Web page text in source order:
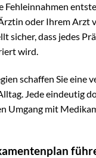
Fehleinnahmen
oder Ihrem Arzt
sicher, dass jedes
wird.
schaffen Sie eine
Jede eindeutig
Umgang mit